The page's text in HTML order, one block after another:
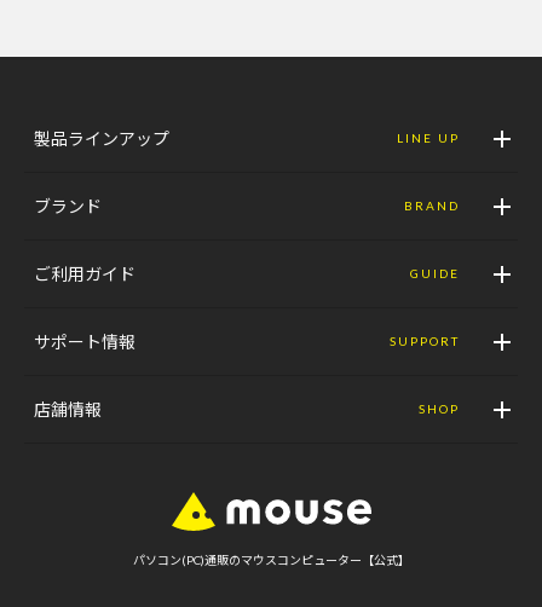
製品ラインアップ LINE UP
ブランド BRAND
ご利用ガイド GUIDE
サポート情報 SUPPORT
店舗情報 SHOP
パソコン(PC)通販のマウスコンピューター【公式】